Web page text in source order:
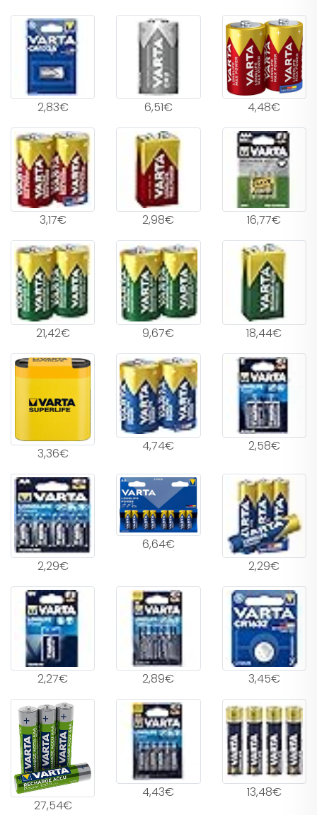
2,83€ 6,51€ 4,48€
3,17€ 2,98€ 16,77€
21,42€ 9,67€ 18,44€
3,36€ 4,74€ 2,58€
2,29€
6,64€
2,29€
2,27€ 2,89€ 3,45€
27,54€
4,43€ 13,48€